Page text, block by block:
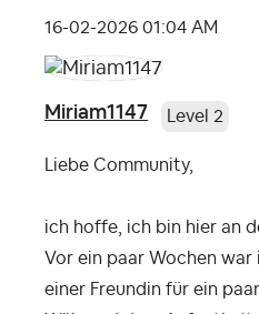
‎16-02-2026 01:04 AM
Miriam1147 Level 2
Liebe Community,
ich hoffe, ich bin hier an
Vor ein paar Wochen
einer Freundin für ein